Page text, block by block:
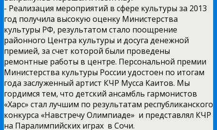
­- Реализация мероприятий в сфере культуры за 2013
год получила высокую оценку Министерства
культуры РФ, результатом стало поощрение
районного Центра культуры и досуга денежной
премией, за счет которой были проведены
ремонтные работы в центре. Персональной премии
Министерства культуры России удостоен по итогам
года заслуженный артист КЧР Мусса Каитов. Мы
гордимся тем, что детский ансамбль гармонистов
«Харс» стал лучшим по результатам республиканского
конкурса «Навстречу Олимпиаде» и представлял КЧР
на Паралимпийских играх в Сочи.